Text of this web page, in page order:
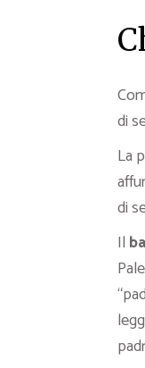
di
La
di
Il